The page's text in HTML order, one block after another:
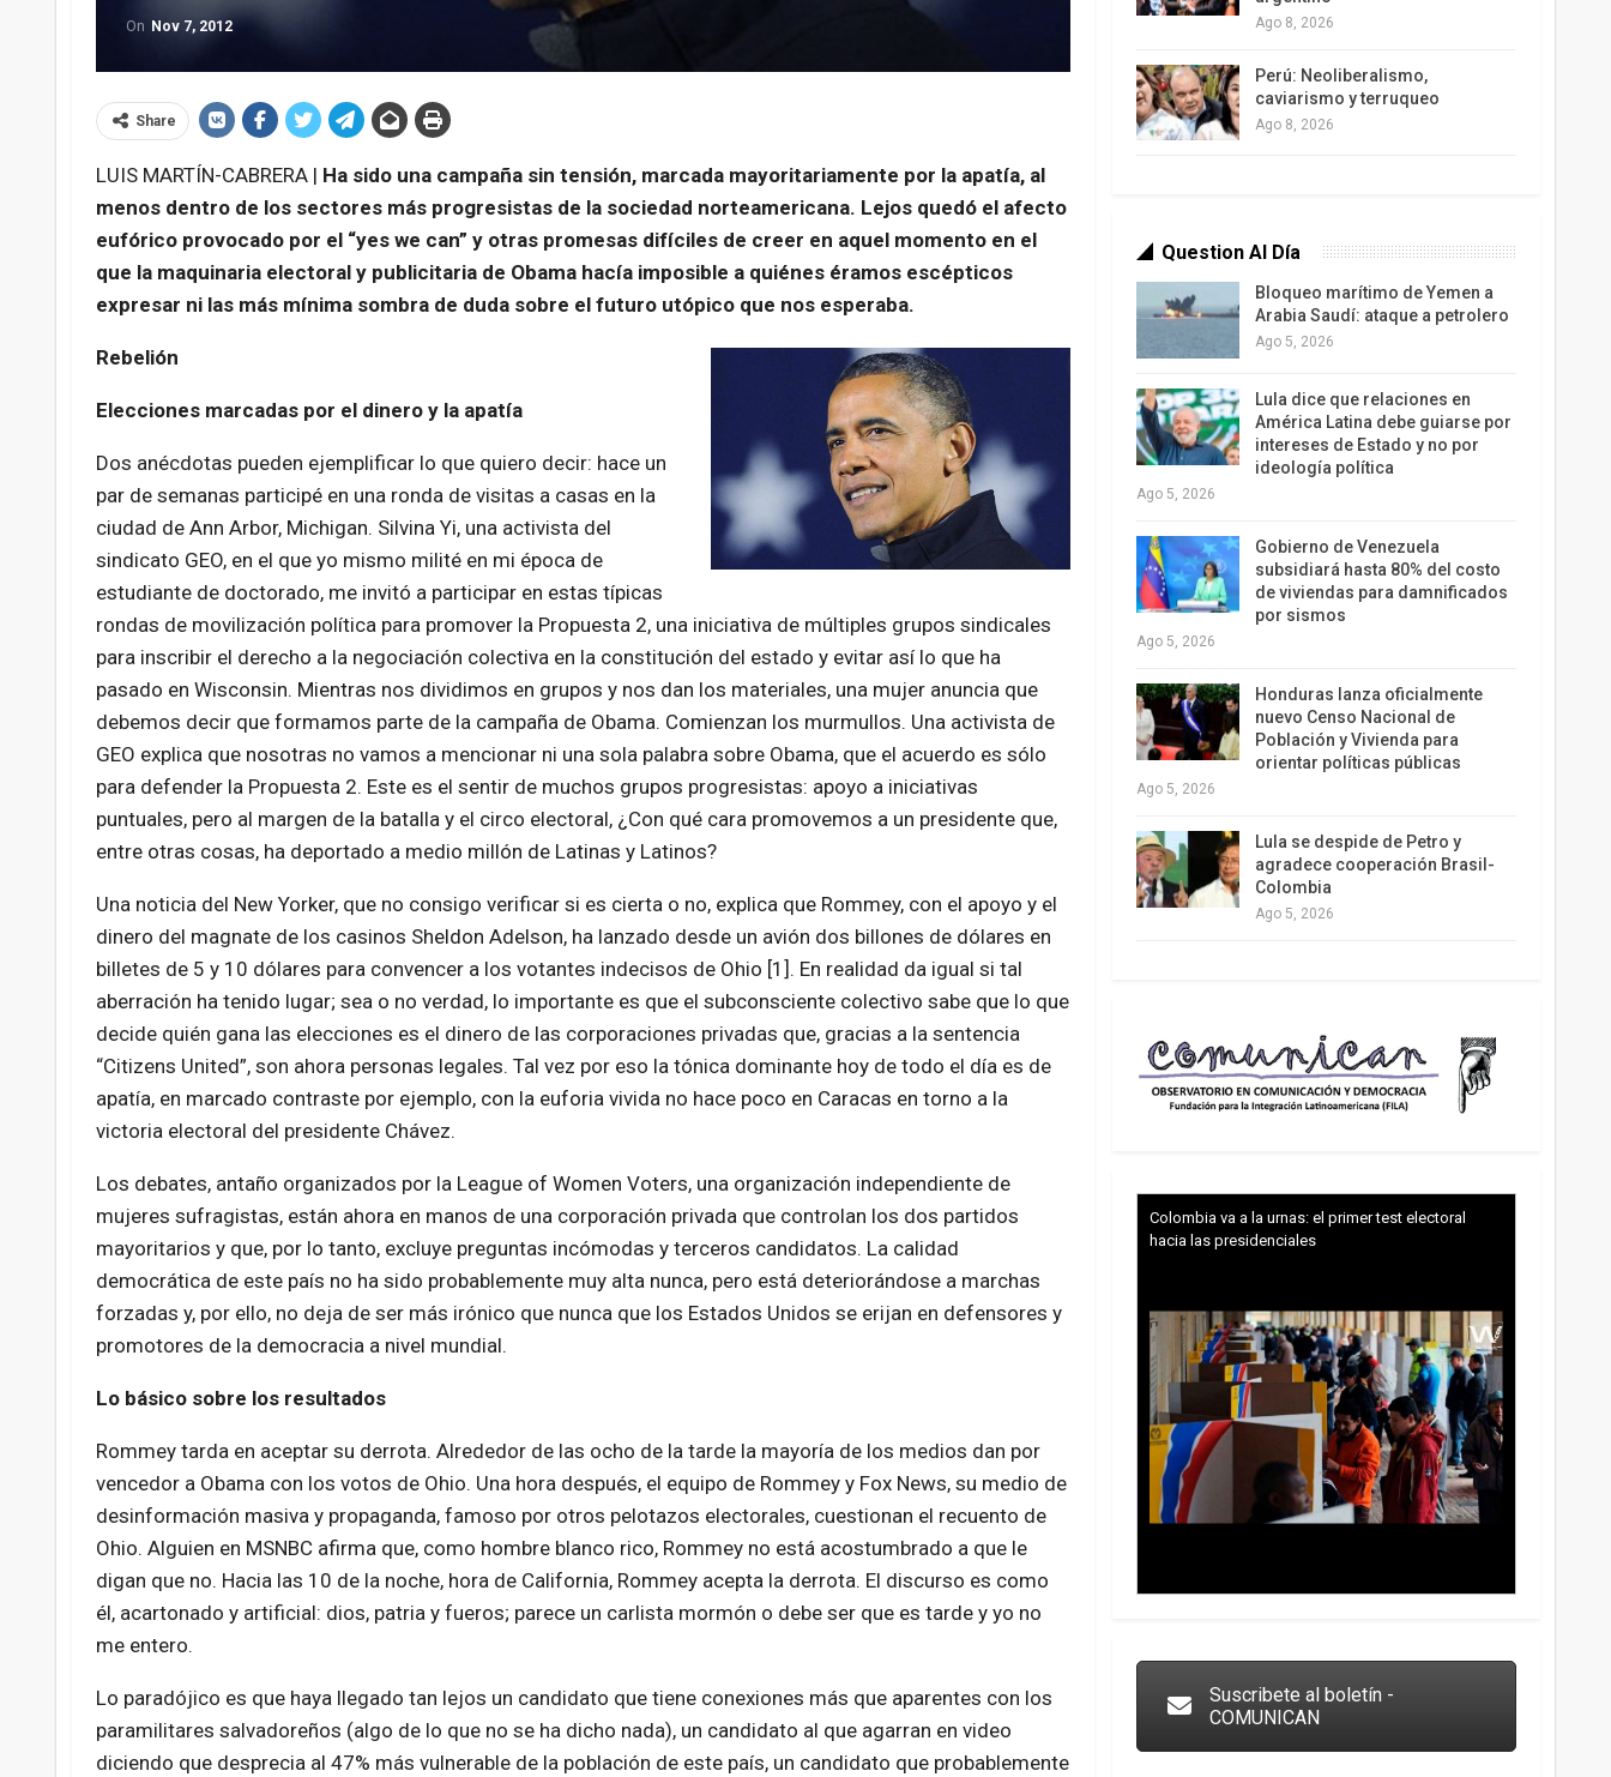
On Nov 7, 2012
Share
LUIS MARTÍN-CABRERA | Ha sido una campaña sin tensión, marcada mayoritariamente por la apatía, al
menos dentro de los sectores más progresistas de la sociedad norteamericana. Lejos quedó el afecto
eufórico provocado por el “yes we can” y otras promesas difíciles de creer en aquel momento en el
que la maquinaria electoral y publicitaria de Obama hacía imposible a quiénes éramos escépticos
expresar ni las más mínima sombra de duda sobre el futuro utópico que nos esperaba.
Rebelión
Elecciones marcadas por el dinero y la apatía
Dos anécdotas pueden ejemplificar lo que quiero decir: hace un
par de semanas participé en una ronda de visitas a casas en la
ciudad de Ann Arbor, Michigan. Silvina Yi, una activista del
sindicato GEO, en el que yo mismo milité en mi época de
estudiante de doctorado, me invitó a participar en estas típicas
rondas de movilización política para promover la Propuesta 2, una iniciativa de múltiples grupos sindicales
para inscribir el derecho a la negociación colectiva en la constitución del estado y evitar así lo que ha
pasado en Wisconsin. Mientras nos dividimos en grupos y nos dan los materiales, una mujer anuncia que
debemos decir que formamos parte de la campaña de Obama. Comienzan los murmullos. Una activista de
GEO explica que nosotras no vamos a mencionar ni una sola palabra sobre Obama, que el acuerdo es sólo
para defender la Propuesta 2. Este es el sentir de muchos grupos progresistas: apoyo a iniciativas
puntuales, pero al margen de la batalla y el circo electoral, ¿Con qué cara promovemos a un presidente que,
entre otras cosas, ha deportado a medio millón de Latinas y Latinos?
Una noticia del New Yorker, que no consigo verificar si es cierta o no, explica que Rommey, con el apoyo y el
dinero del magnate de los casinos Sheldon Adelson, ha lanzado desde un avión dos billones de dólares en
billetes de 5 y 10 dólares para convencer a los votantes indecisos de Ohio [1]. En realidad da igual si tal
aberración ha tenido lugar; sea o no verdad, lo importante es que el subconsciente colectivo sabe que lo que
decide quién gana las elecciones es el dinero de las corporaciones privadas que, gracias a la sentencia
“Citizens United”, son ahora personas legales. Tal vez por eso la tónica dominante hoy de todo el día es de
apatía, en marcado contraste por ejemplo, con la euforia vivida no hace poco en Caracas en torno a la
victoria electoral del presidente Chávez.
Los debates, antaño organizados por la League of Women Voters, una organización independiente de
mujeres sufragistas, están ahora en manos de una corporación privada que controlan los dos partidos
mayoritarios y que, por lo tanto, excluye preguntas incómodas y terceros candidatos. La calidad
democrática de este país no ha sido probablemente muy alta nunca, pero está deteriorándose a marchas
forzadas y, por ello, no deja de ser más irónico que nunca que los Estados Unidos se erijan en defensores y
promotores de la democracia a nivel mundial.
Lo básico sobre los resultados
Rommey tarda en aceptar su derrota. Alrededor de las ocho de la tarde la mayoría de los medios dan por
vencedor a Obama con los votos de Ohio. Una hora después, el equipo de Rommey y Fox News, su medio de
desinformación masiva y propaganda, famoso por otros pelotazos electorales, cuestionan el recuento de
Ohio. Alguien en MSNBC afirma que, como hombre blanco rico, Rommey no está acostumbrado a que le
digan que no. Hacia las 10 de la noche, hora de California, Rommey acepta la derrota. El discurso es como
él, acartonado y artificial: dios, patria y fueros; parece un carlista mormón o debe ser que es tarde y yo no
me entero.
Lo paradójico es que haya llegado tan lejos un candidato que tiene conexiones más que aparentes con los
paramilitares salvadoreños (algo de lo que no se ha dicho nada), un candidato al que agarran en video
diciendo que desprecia al 47% más vulnerable de la población de este país, un candidato que probablemente
Ago 8, 2026
Perú: Neoliberalismo,
caviarismo y terruqueo
Ago 8, 2026
Question Al Día
Bloqueo marítimo de Yemen a
Arabia Saudí: ataque a petrolero
Ago 5, 2026
Lula dice que relaciones en
América Latina debe guiarse por
intereses de Estado y no por
ideología política
Ago 5, 2026
Gobierno de Venezuela
subsidiará hasta 80% del costo
de viviendas para damnificados
por sismos
Ago 5, 2026
Honduras lanza oficialmente
nuevo Censo Nacional de
Población y Vivienda para
orientar políticas públicas
Ago 5, 2026
Lula se despide de Petro y
agradece cooperación Brasil-
Colombia
Ago 5, 2026
Colombia va a la urnas: el primer test electoral
hacia las presidenciales
Suscribete al boletín -
COMUNICAN